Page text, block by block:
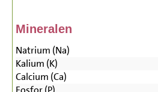
Mineralen
Natrium (Na)
Kalium (K)
Calcium (Ca)